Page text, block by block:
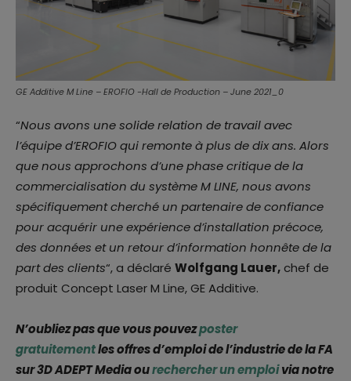
GE Additive M Line – EROFIO -Hall de Production – June 2021_0
“Nous avons une solide relation de travail avec
l’équipe d’EROFIO qui remonte à plus de dix ans. Alors
que nous approchons d’une phase critique de la
commercialisation du système M LINE, nous avons
spécifiquement cherché un partenaire de confiance
pour acquérir une expérience d’installation précoce,
des données et un retour d’information honnête de la
part des clients“, a déclaré Wolfgang Lauer,chef de
produit Concept Laser M Line, GE Additive.
N’oubliez pas que vous pouvezposter
gratuitementles offres d’emploi de l’industrie de la FA
sur 3D ADEPT Media ourechercher un emploivia notre